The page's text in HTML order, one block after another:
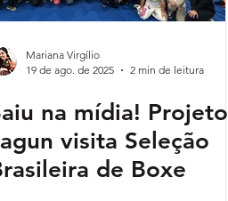
Mariana Virgílio
19 de ago. de 2025
2 min de leitura
na mídia! Projeto
visita Seleção
de Boxe